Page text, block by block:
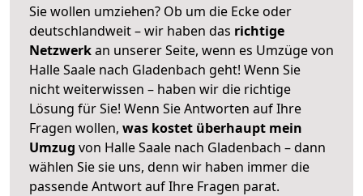
Sie wollen umziehen? Ob um die Ecke oder
deutschlandweit – wir haben das richtige
Netzwerkan unserer Seite, wenn es Umzüge von
Halle Saale nach Gladenbach geht! Wenn Sie
nicht weiterwissen – haben wir die richtige
Lösung für Sie! Wenn Sie Antworten auf Ihre
Fragen wollen, was kostet überhaupt mein
Umzug von Halle Saale nach Gladenbach – dann
wählen Sie sie uns, denn wir haben immer die
passende Antwort auf Ihre Fragen parat.